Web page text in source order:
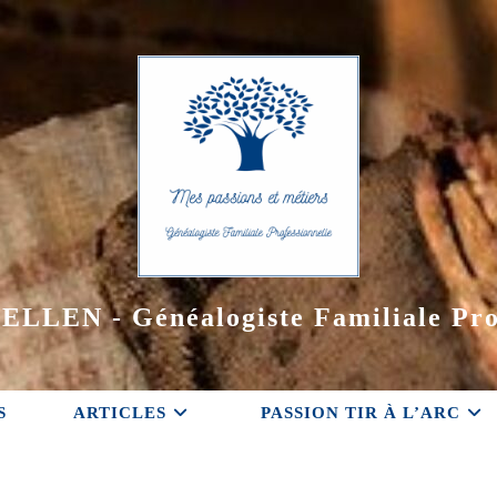
- Généalogiste Familiale
ARTICLES PASSION TIR À L’ARC